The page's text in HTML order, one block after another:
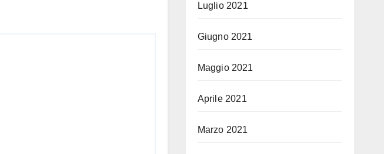
Luglio 2021
Giugno 2021
Maggio 2021
Aprile 2021
Marzo 2021